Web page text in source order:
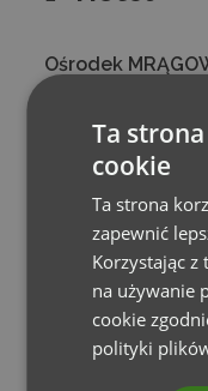
Ośrodek
Ośrodek
terenie.
Pawilonie
szeroko
rekreacyjna:
tenisowe,
nożną,
konferencyjna.
Ta
cookie
Ta strona
zapewnić
Korzystając z
na używanie
cookie
polityki